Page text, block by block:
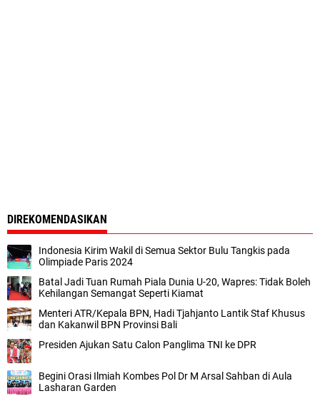
DIREKOMENDASIKAN
Indonesia Kirim Wakil di Semua Sektor Bulu Tangkis pada
Olimpiade Paris 2024
Batal Jadi Tuan Rumah Piala Dunia U-20, Wapres: Tidak Boleh
Kehilangan Semangat Seperti Kiamat
Menteri ATR/Kepala BPN, Hadi Tjahjanto Lantik Staf Khusus
dan Kakanwil BPN Provinsi Bali
Presiden Ajukan Satu Calon Panglima TNI ke DPR
Begini Orasi Ilmiah Kombes Pol Dr M Arsal Sahban di Aula
Lasharan Garden